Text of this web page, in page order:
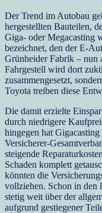
Der Trend im Autobau
hergestellten Bauteilen,
Giga- oder Megacasting
bezeichnet, den der E-
Grünheider Fabrik – nun
Fahrgestell wird dort
zusammengesetzt,
Toyota treiben diese
Die damit erzielte
durch niedrigere
hingegen hat
Versicherer-
steigende
Schaden komplett
könnten die
vollziehen. Schon in den
stetig weit über der
aufgrund gestiegener